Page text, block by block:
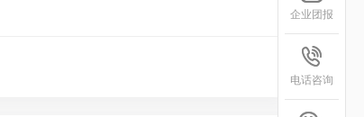
企业团报
电话咨询